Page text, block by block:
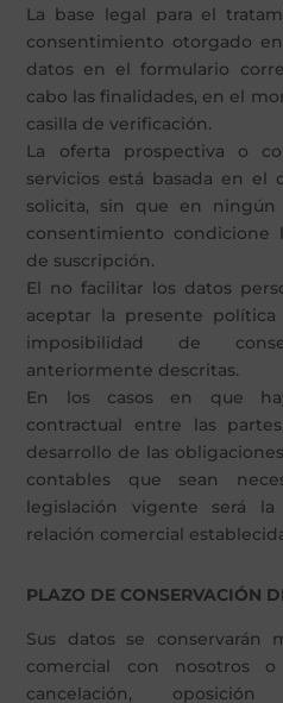
La base legal para el
consentimiento otorgado
datos en el formulario
cabo las finalidades, en el
casilla de verificación.
La oferta prospectiva o
servicios está basada en el
solicita, sin que en
consentimiento condicione
de suscripción.
El no facilitar los datos
aceptar la presente
imposibilidad de
anteriormente descritas.
En los casos en que
contractual entre las
desarrollo de las
contables que sean
legislación vigente será
relación comercial
PLAZO DE CONSERVACIÓN
Sus datos se conservarán
comercial con nosotros
cancelación,